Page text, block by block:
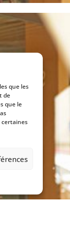
que les
de
que le